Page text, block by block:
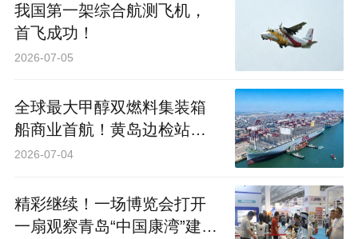
我国第一架综合航测飞机，
首飞成功！
2026-07-05
全球最大甲醇双燃料集装箱
船商业首航！黄岛边检站全
力保障双重特殊作业场景
2026-07-04
精彩继续！一场博览会打开
一扇观察青岛“中国康湾”建设